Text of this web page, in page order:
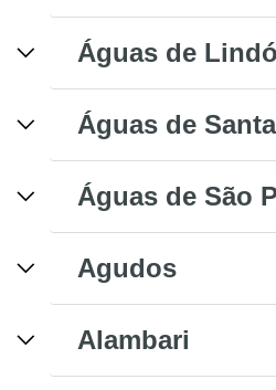
Águas de
Águas de
Águas de São
Agudos
Alambari